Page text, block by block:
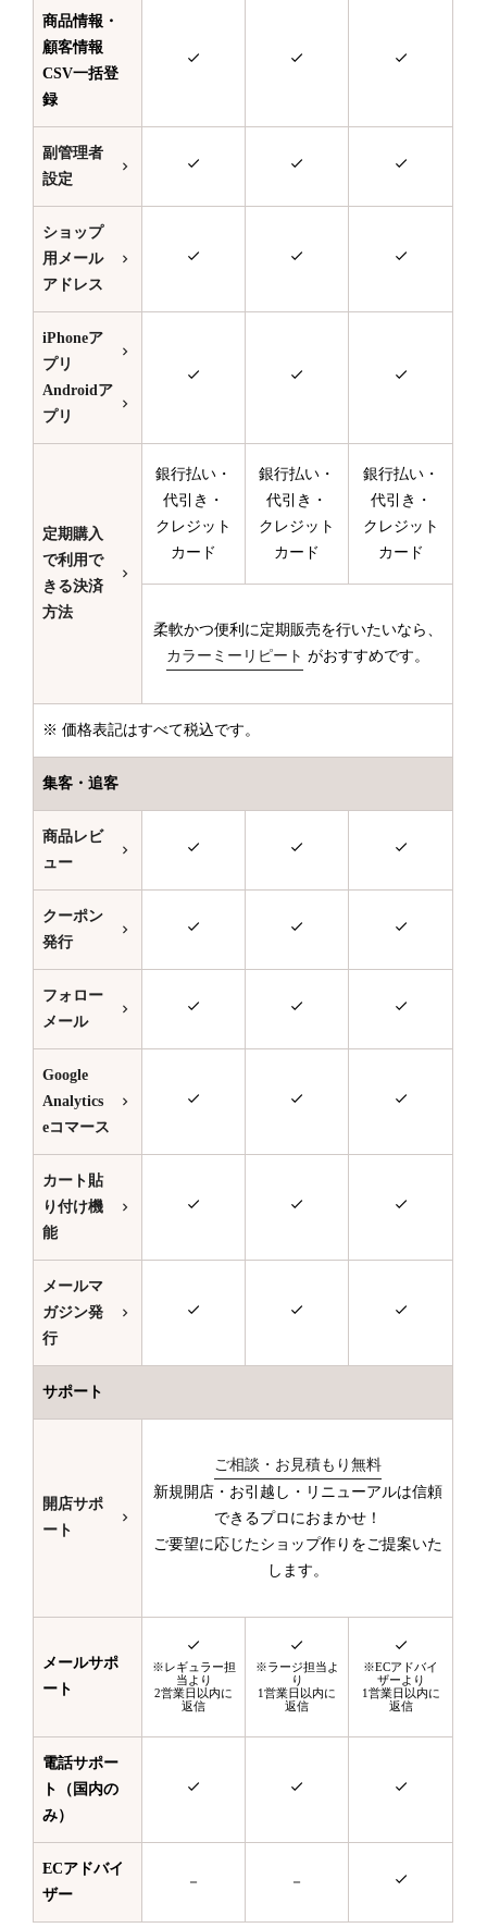
商品情報・
顧客情報
CSV一括登
録
副管理者
設定
ショップ
用メール
アドレス
iPhoneア
プリ
Androidア
プリ
定期購入
で利用で
きる決済
方法
銀行払い・
代引き・
クレジット
カード
銀行払い・
代引き・
クレジット
カード
銀行払い・
代引き・
クレジット
カード
柔軟かつ便利に定期販売を行いたいなら、
カラーミーリピート がおすすめです。
※ 価格表記はすべて税込です。
集客・追客
商品レビ
ュー
クーポン
発行
フォロー
メール
Google
Analytics
eコマース
カート貼
り付け機
能
メールマ
ガジン発
行
サポート
開店サポ
ート
ご相談・お見積もり無料
新規開店・お引越し・リニューアルは信頼
できるプロにおまかせ！
ご要望に応じたショップ作りをご提案いた
します。
メールサポ
ート
※レギュラー担
当より
2営業日以内に
返信
※ラージ担当よ
り
1営業日以内に
返信
※ECアドバイ
ザーより
1営業日以内に
返信
電話サポー
ト（国内の
み）
ECアドバイ
ザー
－ －